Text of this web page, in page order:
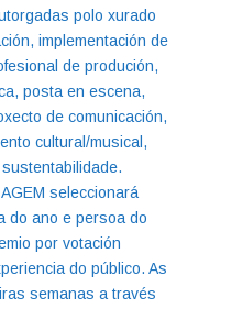
polo xurado
implementación de
de produción,
posta en escena,
de comunicación,
cultural/musical,
seleccionará
do ano e persoa do
por votación
do público. As
semanas a través